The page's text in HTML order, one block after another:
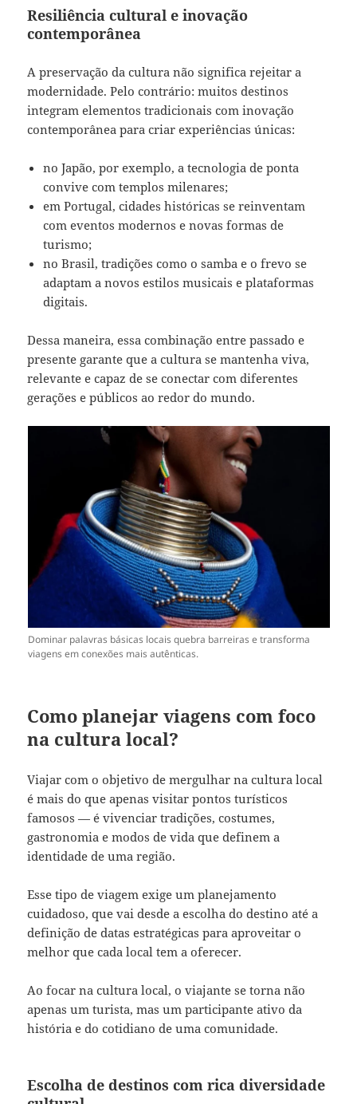
Resiliência cultural e inovação
contemporânea
A preservação da cultura não significa rejeitar a
modernidade. Pelo contrário: muitos destinos
integram elementos tradicionais com inovação
contemporânea para criar experiências únicas:
no Japão, por exemplo, a tecnologia de ponta
convive com templos milenares;
em Portugal, cidades históricas se reinventam
com eventos modernos e novas formas de
turismo;
no Brasil, tradições como o samba e o frevo se
adaptam a novos estilos musicais e plataformas
digitais.
Dessa maneira, essa combinação entre passado e
presente garante que a cultura se mantenha viva,
relevante e capaz de se conectar com diferentes
gerações e públicos ao redor do mundo.
Dominar palavras básicas locais quebra barreiras e transforma
viagens em conexões mais autênticas.
Como planejar viagens com foco
na cultura local?
Viajar com o objetivo de mergulhar na cultura local
é mais do que apenas visitar pontos turísticos
famosos — é vivenciar tradições, costumes,
gastronomia e modos de vida que definem a
identidade de uma região.
Esse tipo de viagem exige um planejamento
cuidadoso, que vai desde a escolha do destino até a
definição de datas estratégicas para aproveitar o
melhor que cada local tem a oferecer.
Ao focar na cultura local, o viajante se torna não
apenas um turista, mas um participante ativo da
história e do cotidiano de uma comunidade.
Escolha de destinos com rica diversidade